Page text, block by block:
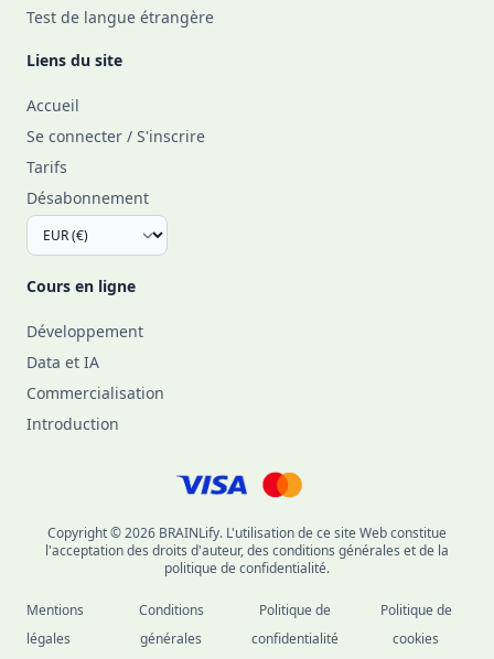
Test de langue étrangère
Liens du site
Accueil
Se connecter / S'inscrire
Tarifs
Désabonnement
Cours en ligne
Développement
Data et IA
Commercialisation
Introduction
Copyright © 2026 BRAINLify. L'utilisation de ce site Web constitue
l'acceptation des droits d'auteur, des conditions générales et de la
politique de confidentialité.
Mentions
légales
Conditions
générales
Politique de
confidentialité
Politique de
cookies